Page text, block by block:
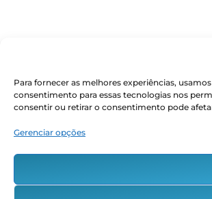
Para fornecer as melhores experiências,
consentimento para essas tecnologias nos
consentir ou retirar o consentimento pode
Gerenciar opções